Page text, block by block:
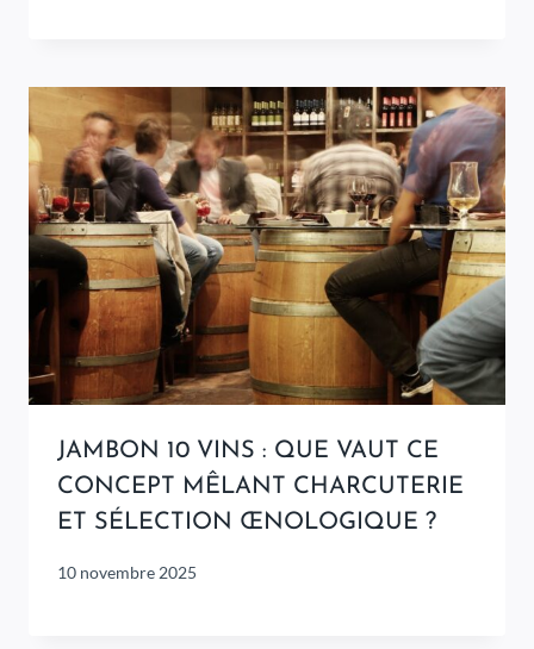
JAMBON 10 VINS : QUE VAUT CE
CONCEPT MÊLANT CHARCUTERIE
ET SÉLECTION ŒNOLOGIQUE ?
10 novembre 2025